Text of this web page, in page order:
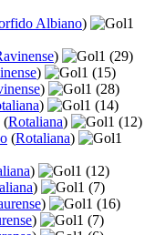
Albiano)
1
) 1 (29)
) 1 (15)
) 1 (28)
) 1 (14)
(Rotaliana) 1 (12)
(Rotaliana)
1
) 1 (12)
) 1 (7)
) 1 (16)
) 1 (7)